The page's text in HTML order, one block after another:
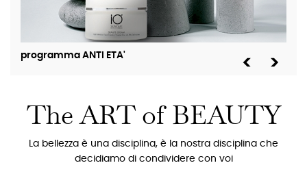
programma ANTI ETA'
The ART of BEAUTY
La bellezza è una disciplina, è la nostra disciplina che
decidiamo di condividere con voi